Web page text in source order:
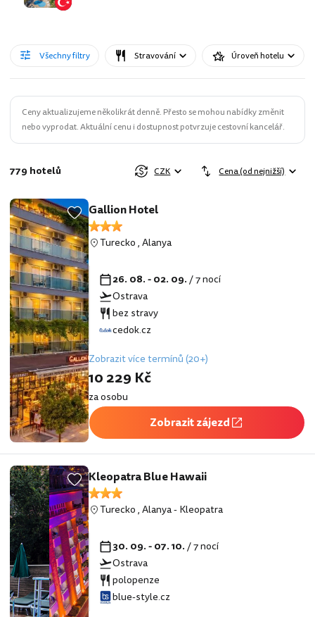
Všechny filtry Stravování Úroveň hotelu
Ceny aktualizujeme několikrát denně. Přesto se mohou nabídky změnit
nebo vyprodat. Aktuální cenu i dostupnost potvrzuje cestovní kancelář.
779 hotelů CZK Cena (od nejnižší)
Gallion Hotel
Turecko,Alanya
26. 08. - 02. 09./ 7 nocí
Ostrava
bez stravy
cedok.cz
Zobrazit více termínů (20+)
10 229 Kč
za osobu
Zobrazit zájezd
Kleopatra Blue Hawaii
Turecko,Alanya-Kleopatra
30. 09. - 07. 10./ 7 nocí
Ostrava
polopenze
blue-style.cz